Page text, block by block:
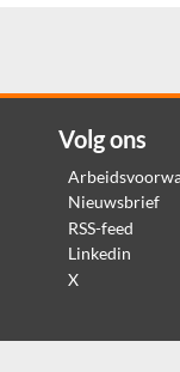
Volg ons
Nieuwsbrief
RSS-feed
Linkedin
X